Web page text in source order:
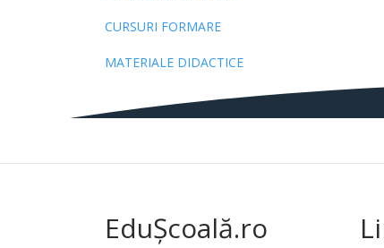
CURSURI FORMARE
MATERIALE DIDACTICE
EduȘcoală.ro